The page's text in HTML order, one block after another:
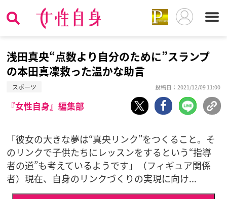
浅田真央“点数より自分のために”スランプ
の本田真凜救った温かな助言
スポーツ 投稿日：2021/12/09 11:00
『女性自身』編集部
「彼女の大きな夢は“真央リンク”をつくること。そ
のリンクで子供たちにレッスンをするという“指導
者の道”も考えているようです」（フィギュア関係
者）現在、自身のリンクづくりの実現に向け...